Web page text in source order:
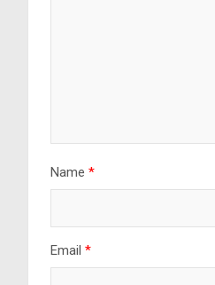
Name *
Email *